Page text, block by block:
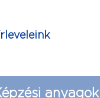
anyagok